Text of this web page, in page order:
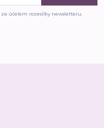
za účelem rozesílky newsletteru.